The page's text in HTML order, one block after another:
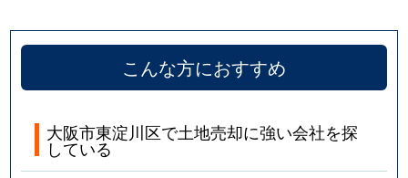
こんな方におすすめ
大阪市東淀川区で土地売却に強い会社を探
している